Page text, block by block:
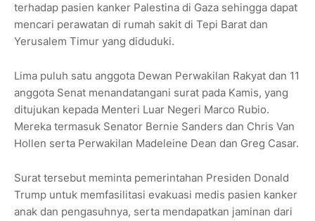
terhadap pasien kanker Palestina di Gaza sehingga dapat
mencari perawatan di rumah sakit di Tepi Barat dan
Yerusalem Timur yang diduduki.
Lima puluh satu anggota Dewan Perwakilan Rakyat dan 11
anggota Senat menandatangani surat pada Kamis, yang
ditujukan kepada Menteri Luar Negeri Marco Rubio.
Mereka termasuk Senator Bernie Sanders dan Chris Van
Hollen serta Perwakilan Madeleine Dean dan Greg Casar.
Surat tersebut meminta pemerintahan Presiden Donald
Trump untuk memfasilitasi evakuasi medis pasien kanker
anak dan pengasuhnya, serta mendapatkan jaminan dari